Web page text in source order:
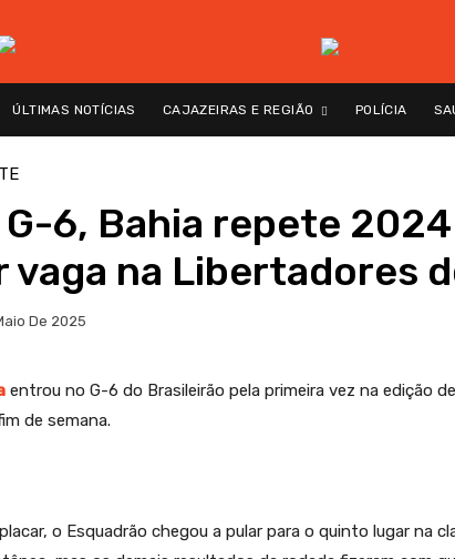
ÚLTIMAS NOTÍCIAS CAJAZEIRAS E REGIÃO POLÍCIA
G-6, Bahia repete
vaga na Libertadores
De 2025
entrou no G-6 do Brasileirão pela primeira vez na edição
de semana.
o Esquadrão chegou a pular para o quinto lugar na